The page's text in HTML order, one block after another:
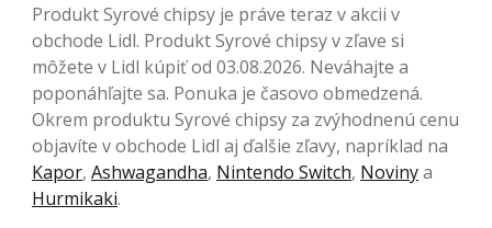
Produkt Syrové chipsy je práve teraz v akcii v
obchode Lidl. Produkt Syrové chipsy v zľave si
môžete v Lidl kúpiť od 03.08.2026. Neváhajte a
poponáhľajte sa. Ponuka je časovo obmedzená.
Okrem produktu Syrové chipsy za zvýhodnenú cenu
objavíte v obchode Lidl aj ďalšie zľavy, napríklad na
Kapor, Ashwagandha, Nintendo Switch, Novinya
Hurmikaki.